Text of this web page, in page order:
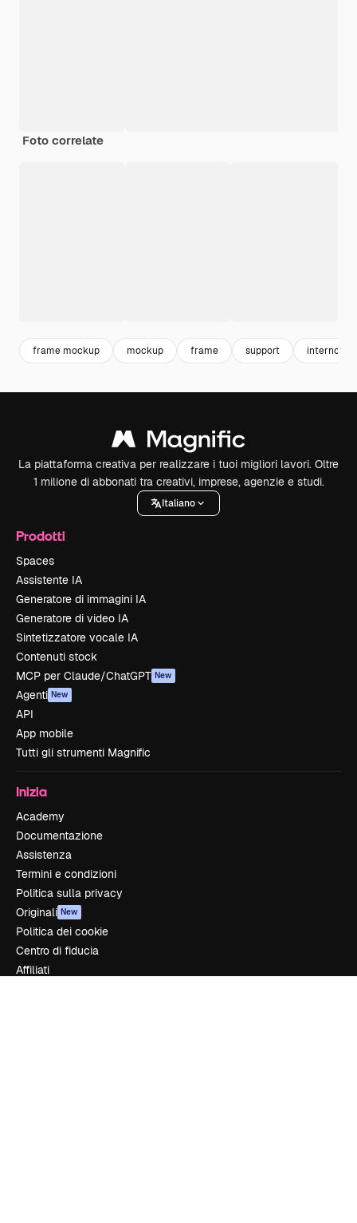
Foto correlate
frame mockup mockup frame support interno
La piattaforma creativa per realizzare i tuoi migliori lavori. Oltre
1 milione di abbonati tra creativi, imprese, agenzie e studi.
Italiano
Prodotti
Spaces
Assistente IA
Generatore di immagini IA
Generatore di video IA
Sintetizzatore vocale IA
Contenuti stock
MCP per Claude/ChatGPT New
Agenti New
API
App mobile
Tutti gli strumenti Magnific
Inizia
Academy
Documentazione
Assistenza
Termini e condizioni
Politica sulla privacy
Originali New
Politica dei cookie
Centro di fiducia
Affiliati